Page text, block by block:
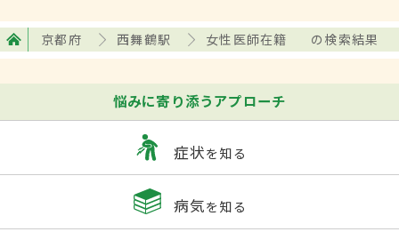
京都府 西舞鶴駅 女性医師在籍 の検索結果
悩みに寄り添うアプローチ
症状を知る
病気を知る